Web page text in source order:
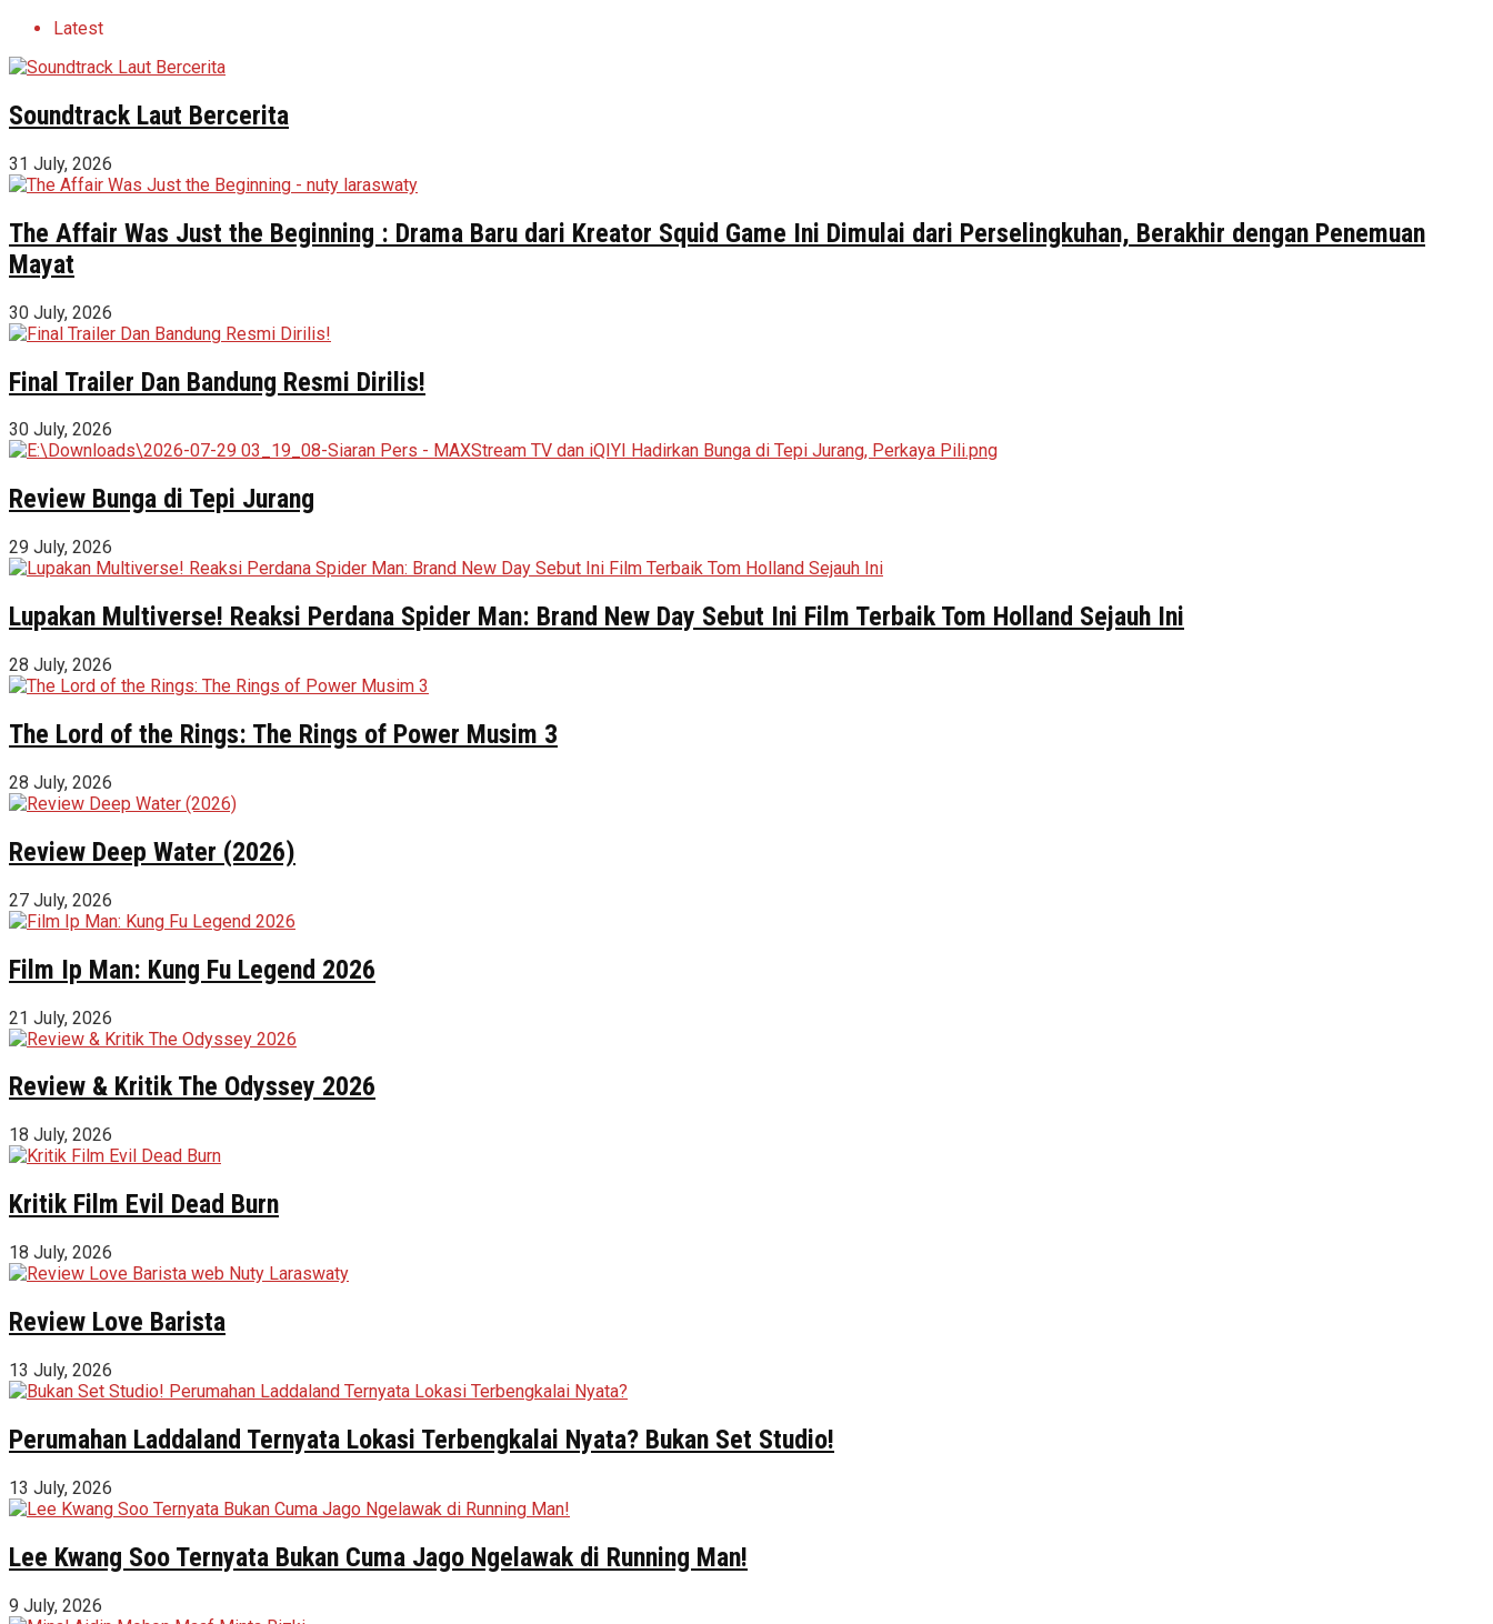
Latest
Soundtrack Laut Bercerita
31 July, 2026
The Affair Was Just the Beginning : Drama Baru dari Kreator Squid Game Ini Dimulai dari Perselingkuhan, Berakhir dengan Penemuan
Mayat
30 July, 2026
Final Trailer Dan Bandung Resmi Dirilis!
30 July, 2026
Review Bunga di Tepi Jurang
29 July, 2026
Lupakan Multiverse! Reaksi Perdana Spider Man: Brand New Day Sebut Ini Film Terbaik Tom Holland Sejauh Ini
28 July, 2026
The Lord of the Rings: The Rings of Power Musim 3
28 July, 2026
Review Deep Water (2026)
27 July, 2026
Film Ip Man: Kung Fu Legend 2026
21 July, 2026
Review & Kritik The Odyssey 2026
18 July, 2026
Kritik Film Evil Dead Burn
18 July, 2026
Review Love Barista
13 July, 2026
Perumahan Laddaland Ternyata Lokasi Terbengkalai Nyata? Bukan Set Studio!
13 July, 2026
Lee Kwang Soo Ternyata Bukan Cuma Jago Ngelawak di Running Man!
9 July, 2026